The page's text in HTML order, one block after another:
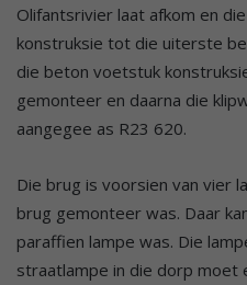
Olifantsrivier laat afkom en
konstruksie tot die uiterste
die beton voetstuk
gemonteer en daarna die
aangegee as R23 620.
Die brug is voorsien van vier
brug gemonteer was. Daar
paraffien lampe was. Die
straatlampe in die dorp moet